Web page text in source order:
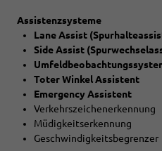
Assistenzsysteme
Lane Assist
Side Assist
Toter Winkel Assistent
Emergency Assistent
Verkehrszeichenerkennung
Müdigkeitserkennung
Geschwindigkeitsbegrenzer